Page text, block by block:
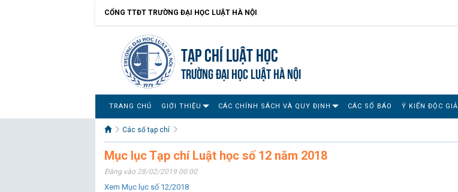
CỔNG TTĐT TRƯỜNG ĐẠI HỌC LUẬT HÀ NỘI
Tạp chí Luật học
TRƯỜNG ĐẠI HỌC LUẬT HÀ NỘI
TRANG CHỦ GIỚI THIỆU CÁC CHÍNH SÁCH VÀ QUY ĐỊNH CÁC SỐ BÁO Ý KIẾN ĐỘC GIẢ
Các số tạp chí
Mục lục Tạp chí Luật học số 12 năm 2018
Đăng vào 28/02/2019 00:00
Xem Mục lục số 12/2018